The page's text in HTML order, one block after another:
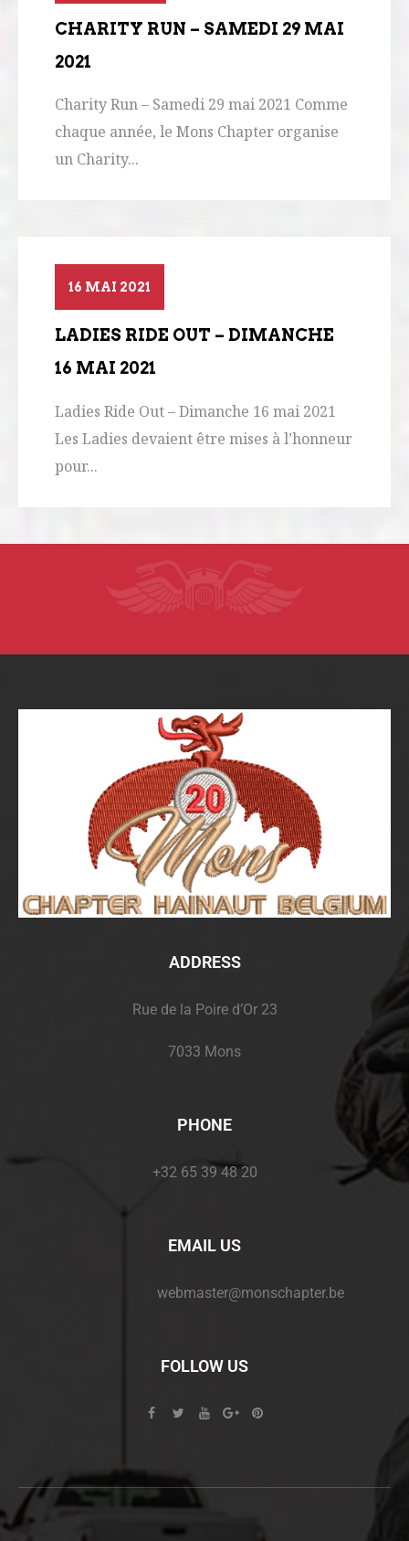
CHARITY RUN – SAMEDI 29 MAI
2021
Charity Run – Samedi 29 mai 2021 Comme
chaque année, le Mons Chapter organise
un Charity...
16 MAI 2021
LADIES RIDE OUT – DIMANCHE
16 MAI 2021
Ladies Ride Out – Dimanche 16 mai 2021
Les Ladies devaient être mises à l’honneur
pour...
ADDRESS
Rue de la Poire d’Or 23
7033 Mons
PHONE
+32 65 39 48 20
EMAIL US
webmaster@monschapter.be
FOLLOW US